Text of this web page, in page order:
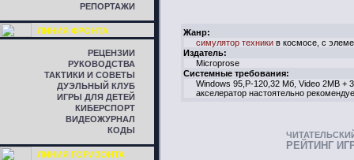
РЕПОРТАЖИ
ЛИНИЯ ФРОНТА
РЕЦЕНЗИИ
РУКОВОДСТВА
ТАКТИКИ И СОВЕТЫ
ДУЭЛЬНЫЙ КЛУБ
ИГРЫ ДЛЯ ДЕТЕЙ
КИБЕРСПОРТ
ВИДЕОЖУРНАЛ
КОДЫ
ЛИНИЯ ГОРИЗОНТА
Жанр:
симулятор техники в космосе, с
Издатель:
Microprose
Системные требования:
Windows 95,P-120,32 Mб, Video 2MB +
акселератор настоятельно
РЕЙТИНГ